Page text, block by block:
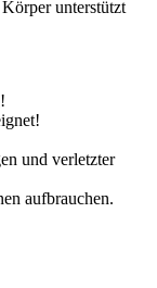
unterstützt
und verletzter
aufbrauchen.